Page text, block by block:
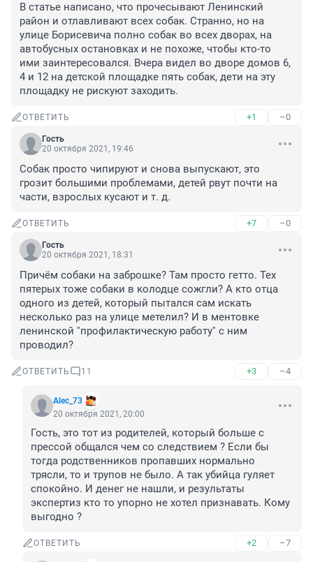
В статье написано, что прочесывают Ленинский
район и отлавливают всех собак. Странно, но на
улице Борисевича полно собак во всех дворах, на
автобусных остановках и не похоже, чтобы кто-то
ими заинтересовался. Вчера видел во дворе домов 6,
4 и 12 на детской площадке пять собак, дети на эту
площадку не рискуют заходить.
ОТВЕТИТЬ +1 –0
Гость
20 октября 2021, 19:46
Собак просто чипируют и снова выпускают, это
грозит большими проблемами, детей рвут почти на
части, взрослых кусают и т. д.
ОТВЕТИТЬ +7 –0
Гость
20 октября 2021, 18:31
Причём собаки на заброшке? Там просто гетто. Тех
пятерых тоже собаки в колодце сожгли? А кто отца
одного из детей, который пытался сам искать
несколько раз на улице метелил? И в ментовке
ленинской ''профилактическую работу'' с ним
проводил?
ОТВЕТИТЬ 11 +3 –4
Alec_73
20 октября 2021, 20:00
Гость, это тот из родителей, который больше с
прессой общался чем со следствием ? Если бы
тогда родственников пропавших нормально
трясли, то и трупов не было. А так убийца гуляет
спокойно. И денег не нашли, и результаты
экспертиз кто то упорно не хотел признавать. Кому
выгодно ?
ОТВЕТИТЬ +2 –7